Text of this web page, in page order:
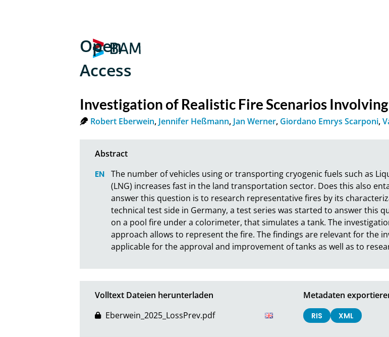
Open
Access
Investigation of Realistic Fire Scenarios
Robert Eberwein, Jennifer Heßmann, Jan Werner, Giordano Emrys Scarponi,
The number of vehicles using or transporting cryogenic fuels such as
(LNG) increases fast in the land transportation sector. Does this also
answer this question is to research representative fires by its
technical test side in Germany, a test series was started to answer this
on a pool fire under a colorimeter, that simulates a tank. The
approach allows to represent the fire. The findings are relevant for the
applicable for the approval and improvement of tanks as well as to
Volltext Dateien herunterladen
Eberwein_2025_LossPrev.pdf
Metadaten
RIS XML